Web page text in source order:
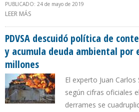
PUBLICADO: 24 de mayo de 2019
LEER MÁS
PDVSA descuidó política de
y acumula deuda ambiental por
millones
El experto Juan
según cifras oficiales
derrames se